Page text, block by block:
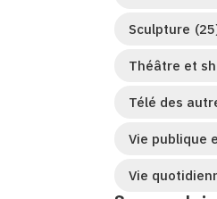
Sculpture
Théâtre et
Télé des
Vie publique
Vie